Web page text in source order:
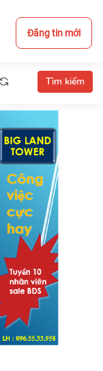
Đăng tin mới